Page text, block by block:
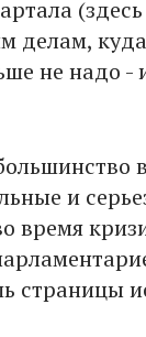
делам,
не надо -
и
время
страницы